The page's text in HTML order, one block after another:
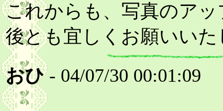
これからも、写真のア
後とも宜しくお願いい
おひ- 04/07/30 00:01:09